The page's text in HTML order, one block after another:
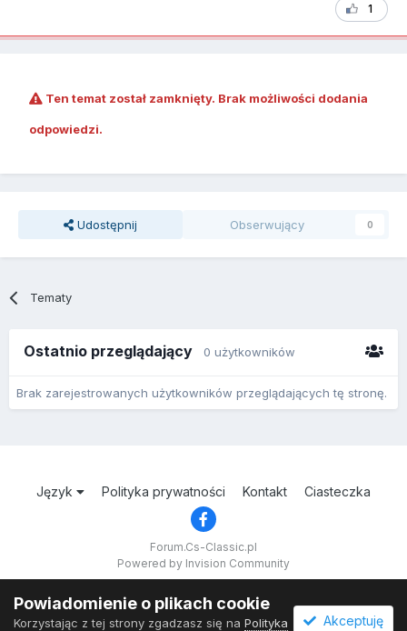
1
Ten temat został zamknięty. Brak możliwości dodania
odpowiedzi.
Udostępnij Obserwujący 0
Tematy
Ostatnio przeglądający 0 użytkowników
Brak zarejestrowanych użytkowników przeglądających tę stronę.
Język Polityka prywatności Kontakt Ciasteczka
Forum.Cs-Classic.pl
Powered by Invision Community
Powiadomienie o plikach cookie
Korzystając z tej strony zgadzasz się na Polityka Akceptuję